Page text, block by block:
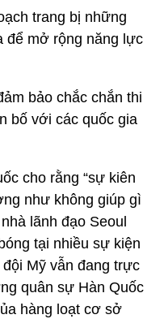
trang bị những
để mở rộng năng lực
bảo chắc chắn thi
bố với các quốc gia
cho rằng “sự kiên
như không giúp gì
lãnh đạo Seoul
tại nhiều sự kiện
Mỹ vẫn đang trực
quân sự Hàn Quốc
hàng loạt cơ sở